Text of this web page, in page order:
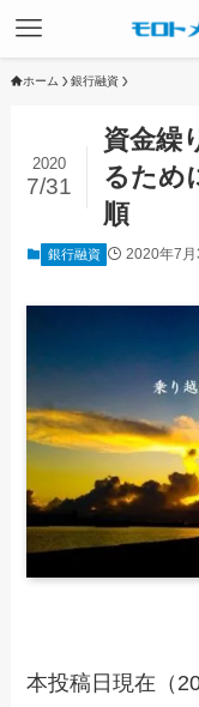
ホーム 銀行融資
資金繰
るため
順
2020
7/31
銀行融資 2020年7月
本投稿日現在（